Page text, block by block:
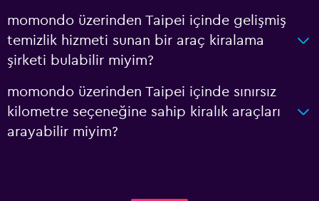
momondo üzerinden Taipei içinde gelişmiş
temizlik hizmeti sunan bir araç kiralama
şirketi bulabilir miyim?
momondo üzerinden Taipei içinde sınırsız
kilometre seçeneğine sahip kiralık araçları
arayabilir miyim?